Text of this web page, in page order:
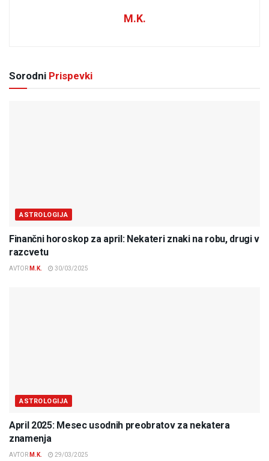
M.K.
Sorodni Prispevki
ASTROLOGIJA
Finančni horoskop za april: Nekateri znaki na robu, drugi v
razcvetu
AVTOR M.K. 30/03/2025
ASTROLOGIJA
April 2025: Mesec usodnih preobratov za nekatera
znamenja
AVTOR M.K. 29/03/2025